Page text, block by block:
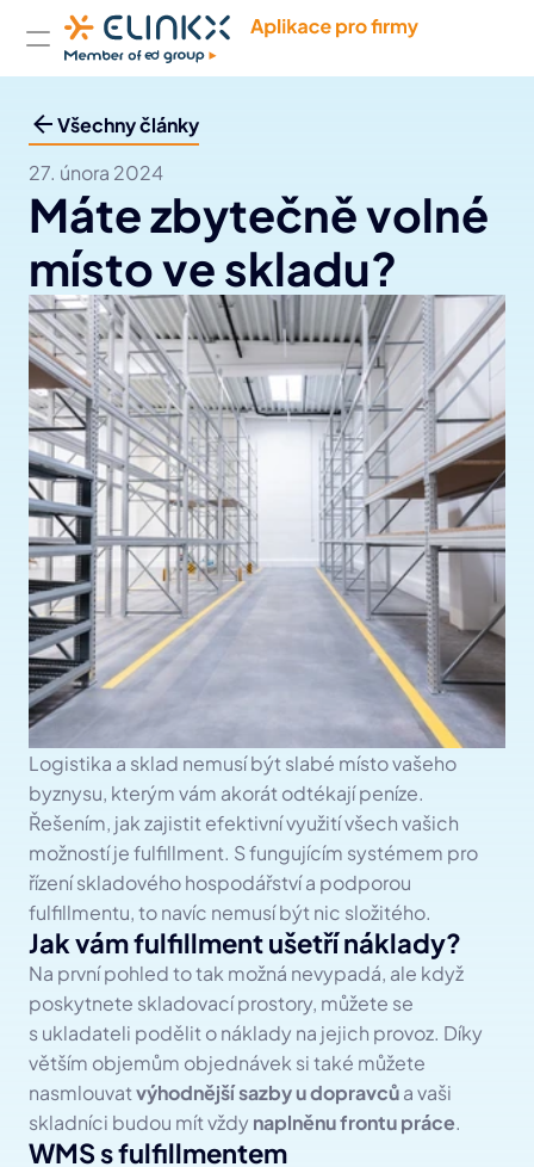
Případové studie
Společnost
Všechny články
27. února 2024
Máte zbytečně volné
místo ve skladu?
Logistika a sklad nemusí být slabé místo vašeho
byznysu, kterým vám akorát odtékají peníze.
Řešením, jak zajistit efektivní využití všech vašich
možností je fulfillment. S fungujícím systémem pro
řízení skladového hospodářství a podporou
fulfillmentu, to navíc nemusí být nic složitého.
Jak vám fulfillment ušetří náklady?
Na první pohled to tak možná nevypadá, ale když
poskytnete skladovací prostory, můžete se
s ukladateli podělit o náklady na jejich provoz. Díky
větším objemům objednávek si také můžete
nasmlouvat výhodnější sazby u dopravců a vaši
skladníci budou mít vždy naplněnu frontu práce.
WMS s fulfillmentem